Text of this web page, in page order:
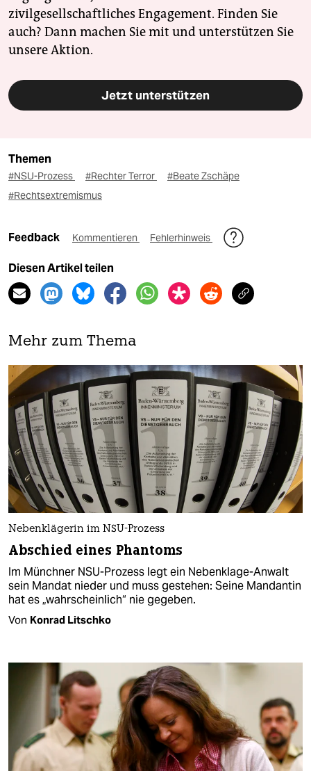
zivilgesellschaftliches Engagement. Finden Sie
auch? Dann machen Sie mit und unterstützen Sie
unsere Aktion.
Jetzt unterstützen
Themen
#NSU-Prozess #Rechter Terror
#Beate Zschäpe
#Rechtsextremismus
Feedback Kommentieren Fehlerhinweis
Diesen Artikel teilen
Mehr zum Thema
Nebenklägerin im NSU-Prozess
Abschied eines Phantoms
Im Münchner NSU-Prozess legt ein Nebenklage-Anwalt
sein Mandat nieder und muss gestehen: Seine Mandantin
hat es „wahrscheinlich“ nie gegeben.
Von Konrad Litschko